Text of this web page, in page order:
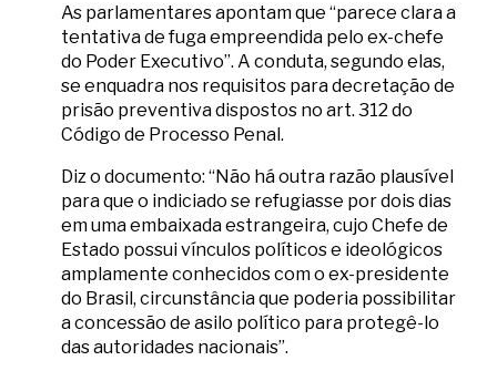
As parlamentares apontam que “parece clara a
tentativa de fuga empreendida pelo ex-chefe
do Poder Executivo”. A conduta, segundo elas,
se enquadra nos requisitos para decretação de
prisão preventiva dispostos no art. 312 do
Código de Processo Penal.
Diz o documento: “Não há outra razão plausível
para que o indiciado se refugiasse por dois dias
em uma embaixada estrangeira, cujo Chefe de
Estado possui vínculos políticos e ideológicos
amplamente conhecidos com o ex-presidente
do Brasil, circunstância que poderia possibilitar
a concessão de asilo político para protegê-lo
das autoridades nacionais”.